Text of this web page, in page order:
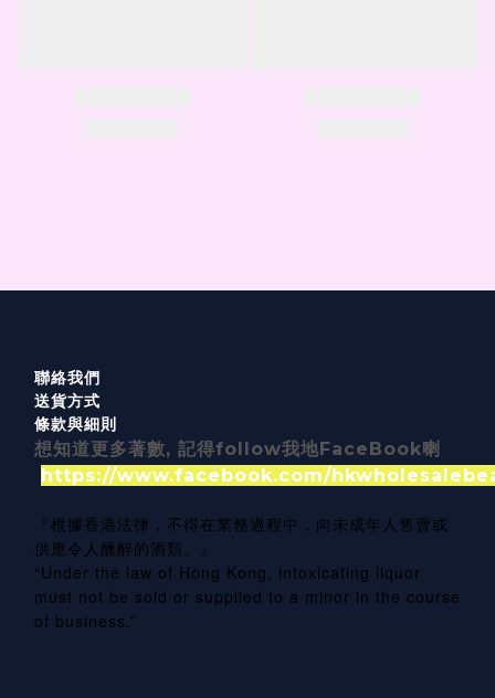
聯絡我們
送貨方式
條款與細則
想知道更多著數, 記得follow我地FaceBook喇
https://www.facebook.com/
『根據香港法律，不得在業務過程中，向未成年人售賣或
供應令人醺醉的酒類。』
“Under the law of Hong Kong, intoxicating liquor
must not be sold or supplied to a minor in the course
of business.”